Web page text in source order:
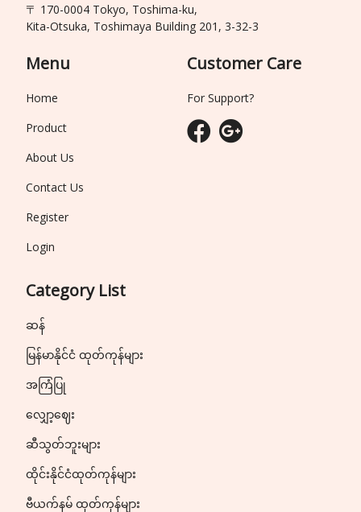
〒 170-0004 Tokyo, Toshima-ku,
Kita-Otsuka, Toshimaya Building 201, 3-32-3
Menu
Home
Product
About Us
Contact Us
Register
Login
Category List
ဆန်
မြန်မာနိုင်ငံ ထုတ်ကုန်များ
အကြံပြု
လျှော့ဈေး
ဆီသွတ်ဘူးများ
ထိုင်းနိုင်ငံထုတ်ကုန်များ
ဗီယက်နမ် ထုတ်ကုန်များ
Customer Care
For Support?